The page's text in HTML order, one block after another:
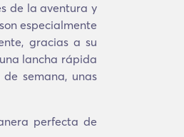
de la aventura y
especialmente
gracias a su
lancha rápida
semana, unas
perfecta de